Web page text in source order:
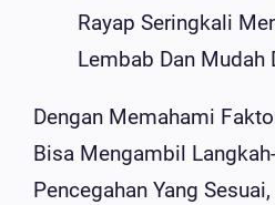
Rayap Seringkali
Lembab Dan Mudah
Dengan Memahami
Bisa Mengambil
Pencegahan Yang